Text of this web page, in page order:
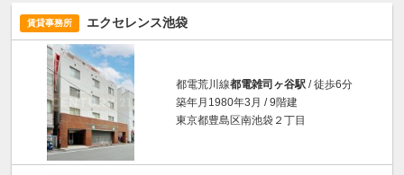
賃貸事務所 エクセレンス池袋
都電荒川線都電雑司ヶ谷駅 / 徒歩6分
築年月1980年3月 / 9階建
東京都豊島区南池袋２丁目